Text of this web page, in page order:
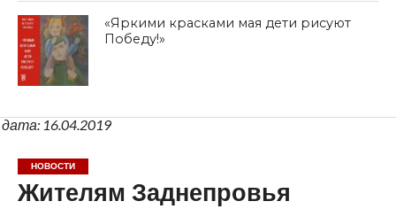
«Яркими красками мая дети рисуют
Победу!»
дата: 16.04.2019
НОВОСТИ
Жителям Заднепровья